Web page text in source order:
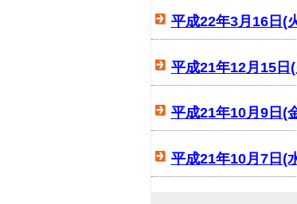
平成22年3月16日(
平成21年12月15日(
平成21年10月9日(
平成21年10月7日(